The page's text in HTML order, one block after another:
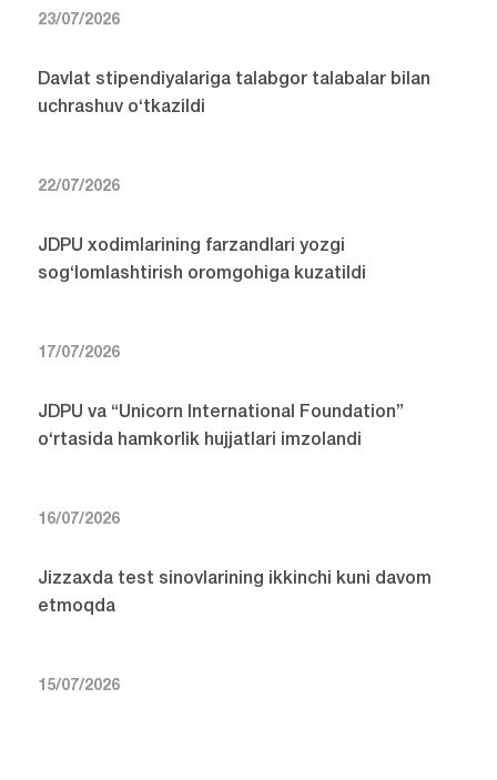
23/07/2026
Davlat stipendiyalariga talabgor talabalar bilan
uchrashuv o‘tkazildi
22/07/2026
JDPU xodimlarining farzandlari yozgi
sog‘lomlashtirish oromgohiga kuzatildi
17/07/2026
JDPU va “Unicorn International Foundation”
o‘rtasida hamkorlik hujjatlari imzolandi
16/07/2026
Jizzaxda test sinovlarining ikkinchi kuni davom
etmoqda
15/07/2026